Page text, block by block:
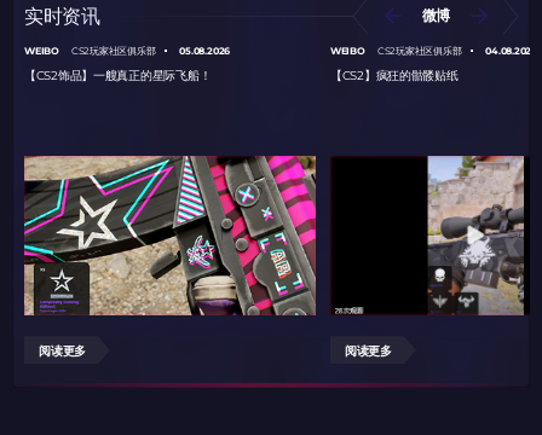
实时资讯 微博
WEIBO CS2玩家社区俱乐部 05.08.2026
【CS2饰品】一艘真正的星际飞船！
阅读更多
WEIBO CS2玩家社区俱乐部 04.08.2026
【CS2】疯狂的骷髅贴纸
阅读更多